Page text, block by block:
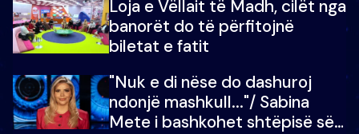
do të martoheshim, por zemra
mu copëtua
Loja e Vëllait të Madh, cilët nga
banorët do të përfitojnë
biletat e fatit
"Nuk e di nëse do dashuroj
ndonjë mashkull..."/ Sabina
Mete i bashkohet shtëpisë së